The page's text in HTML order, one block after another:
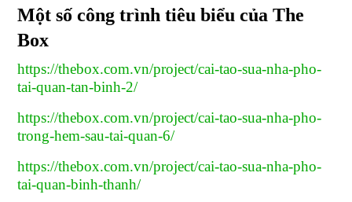
Một số công trình tiêu biểu của The
Box
https://thebox.com.vn/project/cai-tao-sua-nha-pho-
tai-quan-tan-binh-2/
https://thebox.com.vn/project/cai-tao-sua-nha-pho-
trong-hem-sau-tai-quan-6/
https://thebox.com.vn/project/cai-tao-sua-nha-pho-
tai-quan-binh-thanh/